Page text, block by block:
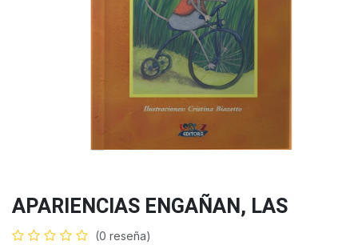
APARIENCIAS ENGAÑAN, LAS
(0 reseña)